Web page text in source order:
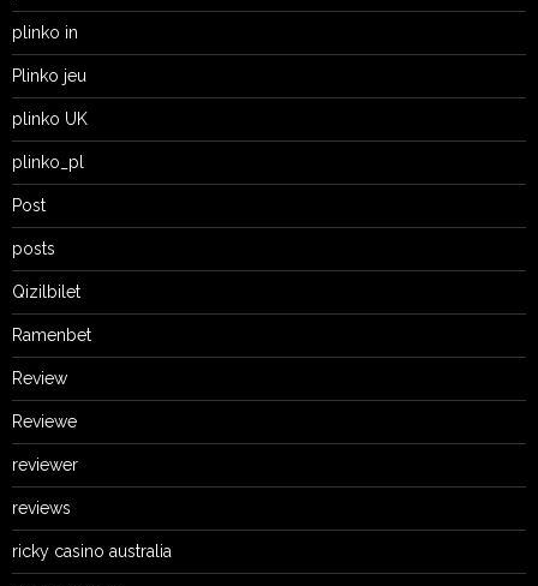
plinko in
Plinko jeu
plinko UK
plinko_pl
Post
posts
Qizilbilet
Ramenbet
Review
Reviewe
reviewer
reviews
ricky casino australia